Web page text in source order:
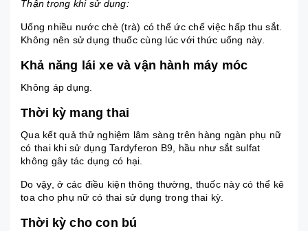
Thận trọng khi sử dụng:
Uống nhiều nước chè (trà) có thể ức chế việc hấp thu sắt.
Không nên sử dụng thuốc cùng lúc với thức uống này.
Khả năng lái xe và vận hành máy móc
Không áp dụng.
Thời kỳ mang thai
Qua kết quả thử nghiệm lâm sàng trên hàng ngàn phụ nữ
có thai khi sử dụng Tardyferon B9, hầu như sắt sulfat
không gây tác dụng có hại.
Do vậy, ở các điều kiện thông thường, thuốc này có thể kê
toa cho phụ nữ có thai sử dụng trong thai kỳ.
Thời kỳ cho con bú